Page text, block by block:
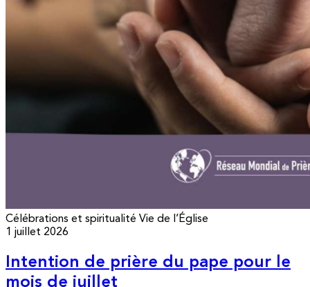
Célébrations et spiritualité Vie de l’Église
1 juillet 2026
Intention de prière du pape pour le
mois de juillet